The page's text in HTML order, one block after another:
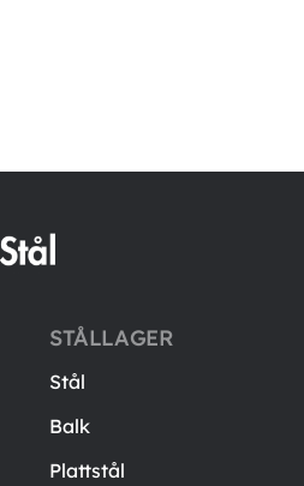
STÅLLAGER
Stål
Balk
Plattstål